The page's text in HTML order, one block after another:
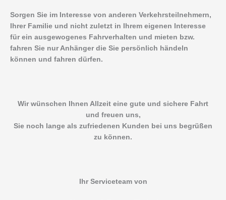
Sorgen Sie im Interesse von anderen Verkehrsteilnehmern,
Ihrer Familie und nicht zuletzt in Ihrem eigenen Interesse
für ein ausgewogenes Fahrverhalten und mieten bzw.
fahren Sie nur Anhänger die Sie persönlich händeln
können und fahren dürfen.
Wir wünschen Ihnen Allzeit eine gute und sichere Fahrt
und freuen uns,
Sie noch lange als zufriedenen Kunden bei uns begrüßen
zu können.
Ihr Serviceteam von